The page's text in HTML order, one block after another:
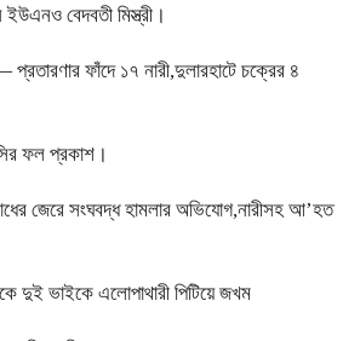
বেদবতী মিস্ত্রী।
প্রতারণার ফাঁদে ১৭ নারী,দুলারহাটে চক্রের ৪
ফল প্রকাশ।
জেরে সংঘবদ্ধ হামলার অভিযোগ,নারীসহ আ’হত
দুই ভাইকে এলোপাথারী পিটিয়ে জখম